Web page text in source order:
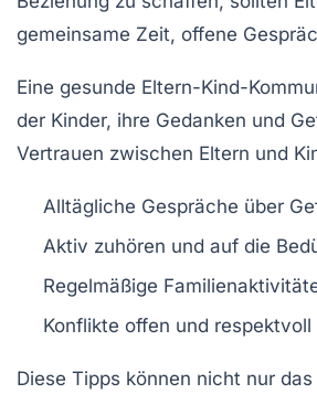
gemeinsame Zeit, offene
Eine gesunde Eltern-Kind-
der Kinder, ihre Gedanken und
Vertrauen zwischen Eltern und
Alltägliche Gespräche über
Aktiv zuhören und auf die
Regelmäßige
Konflikte offen und respektvoll
Diese Tipps können nicht nur